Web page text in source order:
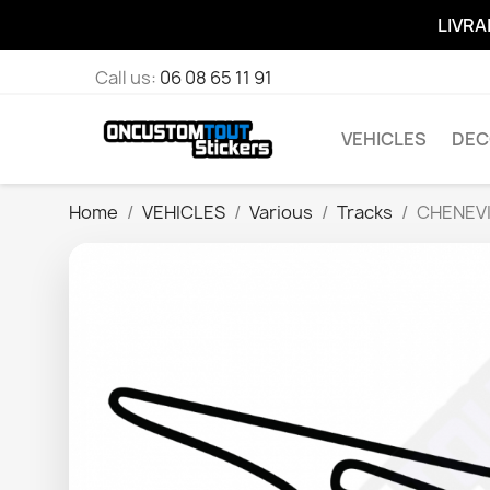
Call us: 06 08 65 11 91
VEHICLES
Home VEHICLES Various Tracks